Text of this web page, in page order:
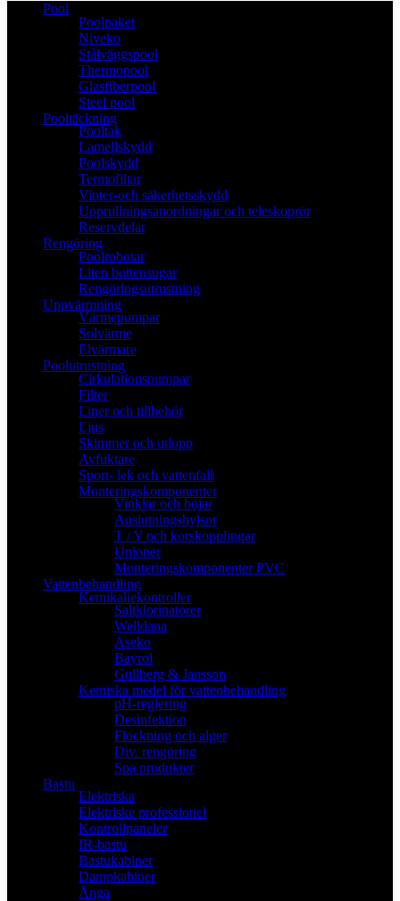
Pool
Poolpaket
Niveko
Stålväggspool
Thermopool
Glasfiberpool
Steel pool
Pooltäckning
Pooltak
Lamellskydd
Poolskydd
Termofiltar
Vinter-och säkerhetsskydd
Upprullningsanordningar och teleskoprör
Reservdelar
Rengöring
Poolrobotar
Liten bottensugar
Rengöringsutrustning
Uppvärmning
Värmepumpar
Solvärme
Elvärmare
Poolutrustning
Cirkulationspumpar
Filter
Liner och tillbehör
Ljus
Skimmer och utlopp
Avfuktare
Sport- lek och vattenfall
Monteringskomponenter
Vinklar och böjar
Anslutningshylsor
T / Y och korskopplingar
Unioner
Monteringskomponenter PVC
Vattenbehandling
Kemikaliekontroller
Saltklorinatorer
Welldana
Aseko
Bayrol
Gullberg & Jansson
Kemiska medel för vattenbehandling
pH-reglering
Desinfektion
Flockning och alger
Div. rengöring
Spa produkter
Bastu
Elektriska
Elektriske professionel
Kontrollpaneler
IR-bastu
Bastukabiner
Dampkabiner
Ånga